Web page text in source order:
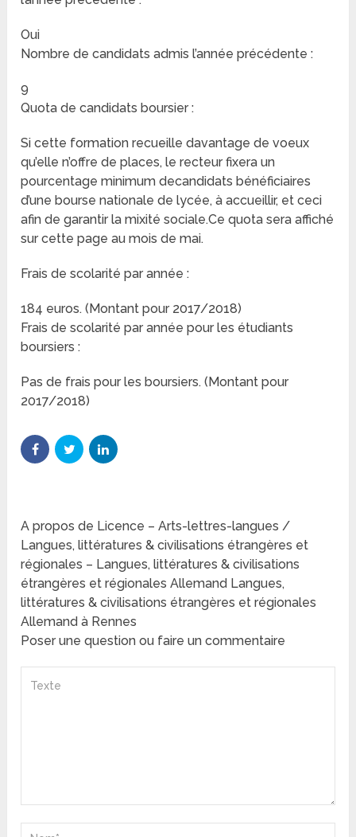
Oui
Nombre de candidats admis l’année précédente :
9
Quota de candidats boursier :
Si cette formation recueille davantage de voeux
qu’elle n’offre de places, le recteur fixera un
pourcentage minimum decandidats bénéficiaires
d’une bourse nationale de lycée, à accueillir, et ceci
afin de garantir la mixité sociale.Ce quota sera affiché
sur cette page au mois de mai.
Frais de scolarité par année :
184 euros. (Montant pour 2017/2018)
Frais de scolarité par année pour les étudiants
boursiers :
Pas de frais pour les boursiers. (Montant pour
2017/2018)
A propos de Licence – Arts-lettres-langues /
Langues, littératures & civilisations étrangères et
régionales – Langues, littératures & civilisations
étrangères et régionales Allemand Langues,
littératures & civilisations étrangères et régionales
Allemand à Rennes
Poser une question ou faire un commentaire